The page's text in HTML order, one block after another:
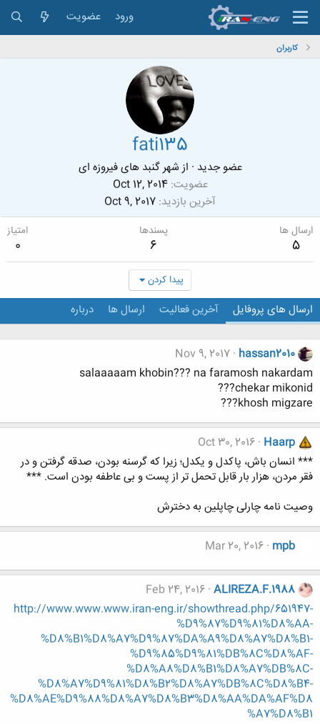
ورود عضویت
کاربران
fati135
عضو جدید · ازشهر گنبد های فیروزه ای
عضویت Oct 12, 2014
آخرین بازدید Oct 9, 2017
ارسال ها
5
پسندها
6
امتیاز
0
پیدا کردن
ارسال های پروفایل آخرین فعالیت ارسال ها درباره
hassan2010
Nov 9, 2017
salaaaaam khobin??? na faramosh nakardam
chekar mikonid???
khosh migzare???
Haarp
Oct 30, 2016
*** انسان باش، پاکدل و یکدل؛ زیرا که گرسنه بودن، صدقه گرفتن و در
فقر مردن، هزار بار قابل تحمل تر از پست و بی عاطفه بودن است. ***
وصیت نامه چارلی چاپلین به دخترش
mpb
Mar 20, 2016
ALIREZA.F.1988
Feb 24, 2016
http://www.www.www.iran-eng.ir/showthread.php/651947-
%D9%87%D9%81%D8%AA-
%D8%B1%D8%A7%D9%87%DA%A9%D8%A7%D8%B1-
%D9%85%D9%81%DB%8C%D8%AF-
%D8%A8%D8%B1%D8%A7%DB%8C-
%D8%A7%D9%81%D8%B2%D8%A7%DB%8C%D8%B4-
%D8%AE%D9%88%D8%A7%D8%B3%D8%AA%DA%AF%D8
%A7%D8%B1